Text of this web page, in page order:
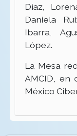
Díaz,
Daniela
Ibarra,
López.
La Mesa
AMCID, en
México